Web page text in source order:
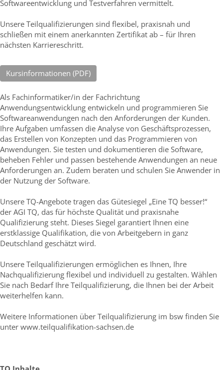
Softwareentwicklung und Testverfahren vermittelt.
Unsere Teilqualifizierungen sind flexibel, praxisnah und
schließen mit einem anerkannten Zertifikat ab – für Ihren
nächsten Karriereschritt.
Kursinformationen (PDF)
Als Fachinformatiker/in der Fachrichtung
Anwendungsentwicklung entwickeln und programmieren Sie
Softwareanwendungen nach den Anforderungen der Kunden.
Ihre Aufgaben umfassen die Analyse von Geschäftsprozessen,
das Erstellen von Konzepten und das Programmieren von
Anwendungen. Sie testen und dokumentieren die Software,
beheben Fehler und passen bestehende Anwendungen an neue
Anforderungen an. Zudem beraten und schulen Sie Anwender in
der Nutzung der Software.
Unsere TQ-Angebote tragen das Gütesiegel „Eine TQ besser!“
der AGI TQ, das für höchste Qualität und praxisnahe
Qualifizierung steht. Dieses Siegel garantiert Ihnen eine
erstklassige Qualifikation, die von Arbeitgebern in ganz
Deutschland geschätzt wird.
Unsere Teilqualifizierungen ermöglichen es Ihnen, Ihre
Nachqualifizierung flexibel und individuell zu gestalten. Wählen
Sie nach Bedarf Ihre Teilqualifizierung, die Ihnen bei der Arbeit
weiterhelfen kann.
Weitere Informationen über Teilqualifizierung im bsw finden Sie
unter www.teilqualifikation-sachsen.de